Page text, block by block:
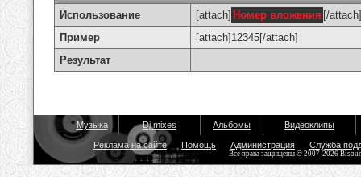
Использование [attach] Номер вложения [/attach]
Пример
[attach]12345[/attach]
Результат
Музыка Dj mixes Альбомы Видеоклипы
Реклама на сайте Помощь Администрация Служба
Все права защищены © 2007-2026